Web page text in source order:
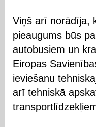
Viņš arī norādīja,
pieaugums būs
autobusiem un
Eiropas
ieviešanu
arī tehniskā